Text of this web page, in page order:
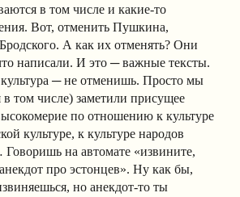
в том числе и какие-то
Вот, отменить Пушкина,
А как их отменять? Они
написали. И это ─ важные тексты.
─ не отменишь. Просто мы
том числе) заметили присущее
по отношению к культуре
культуре, к культуре народов
на автомате «извините,
про эстонцев». Ну как бы,
но анекдот-то ты